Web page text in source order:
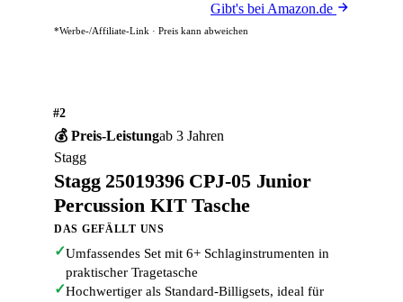
Gibt's bei Amazon.de
*Werbe-/Affiliate-Link · Preis kann abweichen
#2
💰 Preis-Leistungab 3 Jahren
Stagg
Stagg 25019396 CPJ-05 Junior
Percussion KIT Tasche
DAS GEFÄLLT UNS
✓Umfassendes Set mit 6+ Schlaginstrumenten in
praktischer Tragetasche
✓Hochwertiger als Standard-Billigsets, ideal für